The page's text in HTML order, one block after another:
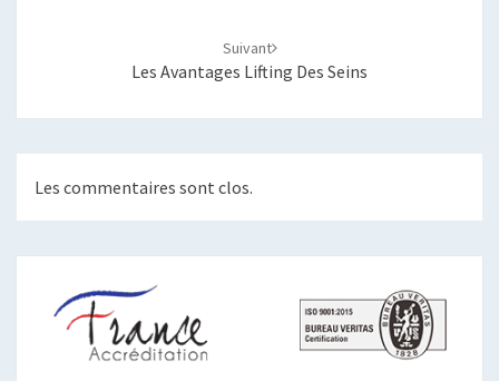
Suivant
Les Avantages Lifting Des Seins
Les commentaires sont clos.